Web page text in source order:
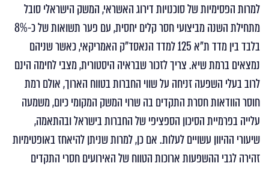
למרות הפסימיות של סוכנויות דירוג האשראי, המשק הישראלי סובל
מתחילת השנה מביצועי חסר קלים יחסית, עם פער תשואות של כ-8%
בלבד בין מדד ת"א 125 למדד הנאסד"ק האמריקאי, כאשר שניהם
נמצאים ברמת שיא. צריך לזכור שבראיה היסטורית, מצבי לחימה הינם
לרוב בעלי השפעה זניחה על שווי החברות בטווח הארוך, אולם רמת
חוסר הוודאות חסרת התקדים בה שרוי המשק המקומי כיום, משמעה
עלייה בפרמיית הסיכון הספציפי של החברות בישראל ובהתאמה,
שיעורי ההיוון עשויים לעלות. אם כן, למרות שניתן להיאחז באופטימיות
זהירה לגבי ההשפעות ארוכות הטווח של האירועים חסרי התקדים